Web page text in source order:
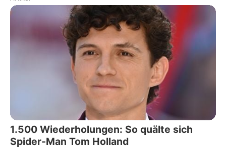
1.500 Wiederholungen: So quälte sich
Spider-Man Tom Holland